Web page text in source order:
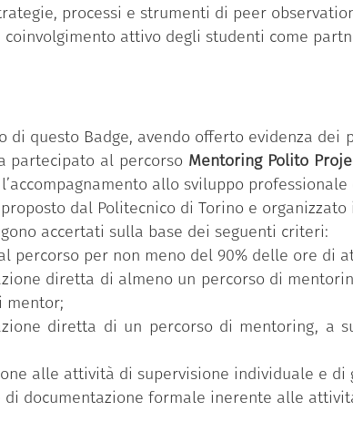
processi e strumenti di peer
attivo degli studenti come
di questo Badge, avendo offerto evidenza
partecipato al percorso Mentoring Polito
allo sviluppo professionale
dal Politecnico di Torino e
accertati sulla base dei seguenti criteri:
percorso per non meno del 90% delle ore di
diretta di almeno un percorso di
mentor;
diretta di un percorso di mentoring, a
alle attività di supervisione individuale e di
di documentazione formale inerente alle